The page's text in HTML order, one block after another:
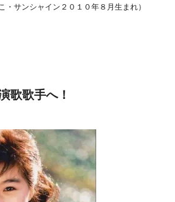
・サンシャイン２０１０年８月生まれ）
歌歌手へ！